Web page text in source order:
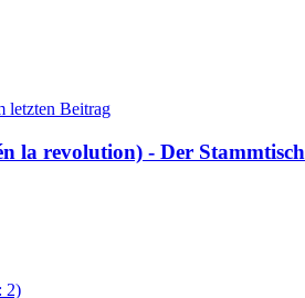
la revolution) - Der Stammtisch